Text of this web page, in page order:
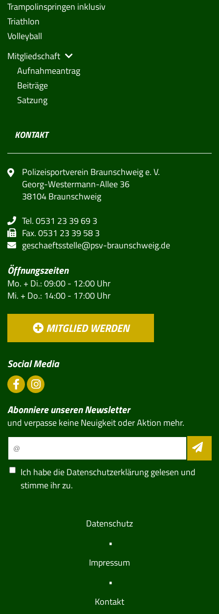
Trampolinspringen inklusiv
Triathlon
Volleyball
Mitgliedschaft
Aufnahmeantrag
Beiträge
Satzung
KONTAKT
Polizeisportverein Braunschweig e. V.
Georg-Westermann-Allee 36
38104 Braunschweig
Tel. 0531 23 39 69 3
Fax. 0531 23 39 58 3
geschaeftsstelle@psv-braunschweig.de
Öffnungszeiten
Mo. + Di.: 09:00 - 12:00 Uhr
Mi. + Do.: 14:00 - 17:00 Uhr
MITGLIED WERDEN
Social Media
Abonniere unseren Newsletter
und verpasse keine Neuigkeit oder Aktion mehr.
Ich habe dieDatenschutzerklärunggelesen und
stimme ihr zu.
Datenschutz
Impressum
Kontakt